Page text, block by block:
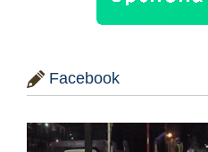
Facebook